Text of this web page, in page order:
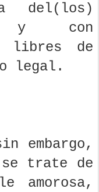
del(los)
y con
libres de
legal.
embargo,
se trate de
amorosa,